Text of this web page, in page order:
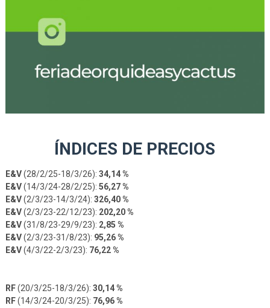
ÍNDICES DE PRECIOS
E&V(28/2/25-18/3/26): 34,14 %
E&V(14/3/24-28/2/25): 56,27 %
E&V(2/3/23-14/3/24): 326,40 %
E&V(2/3/23-22/12/23): 202,20 %
E&V(31/8/23-29/9/23): 2,85 %
E&V(2/3/23-31/8/23): 95,26 %
E&V(4/3/22-2/3/23): 76,22 %
RF(20/3/25-18/3/26): 30,14 %
RF(14/3/24-20/3/25): 76,96 %